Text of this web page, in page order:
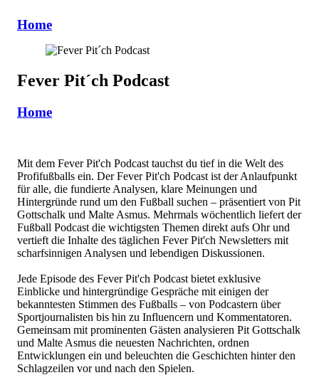
Home
Fever Pit´ch Podcast
Home
Mit dem Fever Pit'ch Podcast tauchst du tief in die Welt des
Profifußballs ein. Der Fever Pit'ch Podcast ist der Anlaufpunkt
für alle, die fundierte Analysen, klare Meinungen und
Hintergründe rund um den Fußball suchen – präsentiert von Pit
Gottschalk und Malte Asmus. Mehrmals wöchentlich liefert der
Fußball Podcast die wichtigsten Themen direkt aufs Ohr und
vertieft die Inhalte des täglichen Fever Pit'ch Newsletters mit
scharfsinnigen Analysen und lebendigen Diskussionen.
Jede Episode des Fever Pit'ch Podcast bietet exklusive
Einblicke und hintergründige Gespräche mit einigen der
bekanntesten Stimmen des Fußballs – von Podcastern über
Sportjournalisten bis hin zu Influencern und Kommentatoren.
Gemeinsam mit prominenten Gästen analysieren Pit Gottschalk
und Malte Asmus die neuesten Nachrichten, ordnen
Entwicklungen ein und beleuchten die Geschichten hinter den
Schlagzeilen vor und nach den Spielen.